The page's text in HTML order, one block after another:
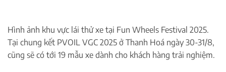
Hình ảnh khu vực lái thử xe tại Fun Wheels Festival 2025.
Tại chung kết PVOIL VGC 2025 ở Thanh Hoá ngày 30-31/8,
cũng sẽ có tới 19 mẫu xe dành cho khách hàng trải nghiệm.